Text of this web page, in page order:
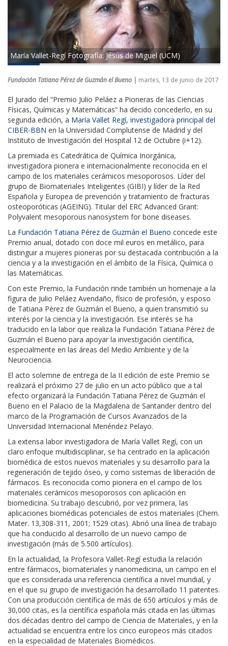
María Vallet-Regí Fotografía: Jesús de Miguel (UCM)
Fundación Tatiana Pérez de Guzmán el Bueno | martes, 13 de junio de 2017
El Jurado del “Premio Julio Peláez a Pioneras de las Ciencias
Físicas, Químicas y Matemáticas” ha decido concederlo, en su
segunda edición, a María Vallet Regí, investigadora principal del
CIBER-BBN en la Universidad Complutense de Madrid y del
Instituto de Investigación del Hospital 12 de Octubre (i+12).
La premiada es Catedrática de Química Inorgánica,
investigadora pionera e internacionalmente reconocida en el
campo de los materiales cerámicos mesoporosos. Líder del
grupo de Biomateriales Inteligentes (GIBI) y líder de la Red
Española y Europea de prevención y tratamiento de fracturas
osteoporóticas (AGEING). Titular del ERC Advanced Grant:
Polyvalent mesoporous nanosystem for bone diseases.
La Fundación Tatiana Pérez de Guzmán el Bueno concede este
Premio anual, dotado con doce mil euros en metálico, para
distinguir a mujeres pioneras por su destacada contribución a la
ciencia y a la investigación en el ámbito de la Física, Química o
las Matemáticas.
Con este Premio, la Fundación rinde también un homenaje a la
figura de Julio Peláez Avendaño, físico de profesión, y esposo
de Tatiana Pérez de Guzmán el Bueno, a quien transmitió su
interés por la ciencia y la investigación. Ese interés se ha
traducido en la labor que realiza la Fundación Tatiana Pérez de
Guzmán el Bueno para apoyar la investigación científica,
especialmente en las áreas del Medio Ambiente y de la
Neurociencia.
El acto solemne de entrega de la II edición de este Premio se
realizará el próximo 27 de julio en un acto público que a tal
efecto organizará la Fundación Tatiana Pérez de Guzmán el
Bueno en el Palacio de la Magdalena de Santander dentro del
marco de la Programación de Cursos Avanzados de la
Universidad Internacional Menéndez Pelayo.
La extensa labor investigadora de María Vallet Regí, con un
claro enfoque multidisciplinar, se ha centrado en la aplicación
biomédica de estos nuevos materiales y su desarrollo para la
regeneración de tejido óseo, y como sistemas de liberación de
fármacos. Es reconocida como pionera en el campo de los
materiales cerámicos mesoporosos con aplicación en
biomedicina. Su trabajo descubrió, por vez primera, las
aplicaciones biomédicas potenciales de estos materiales (Chem.
Mater. 13,308-311, 2001; 1529 citas). Abrió una línea de trabajo
que ha conducido al desarrollo de un nuevo campo de
investigación (más de 5.500 artículos).
En la actualidad, la Profesora Vallet-Regí estudia la relación
entre fármacos, biomateriales y nanomedicina, un campo en el
que es considerada una referencia científica a nivel mundial, y
en el que su grupo de investigación ha desarrollado 11 patentes.
Con una producción científica de más de 650 artículos y más de
30,000 citas, es la científica española más citada en las últimas
dos décadas dentro del campo de Ciencia de Materiales, y en la
actualidad se encuentra entre los cinco europeos más citados
en la especialidad de Materiales Biomédicos.